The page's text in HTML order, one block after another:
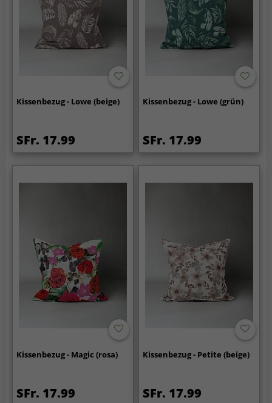
Kissenbezug - Lowe (beige)
SFr. 17.99
Kissenbezug - Lowe (grün)
SFr. 17.99
Kissenbezug - Magic (rosa)
SFr. 17.99
Kissenbezug - Petite (beige)
SFr. 17.99